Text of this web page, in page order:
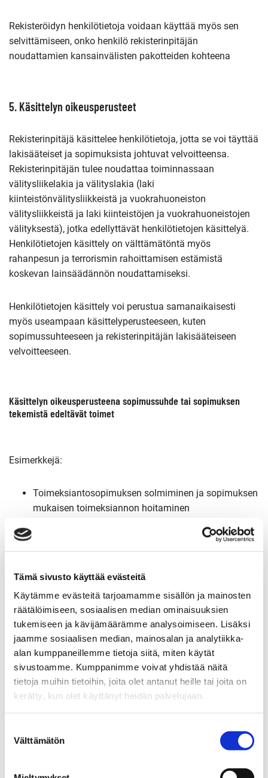
Tämä sivusto käyttää evästeitä
Käytämme evästeitä tarjoamamme sisällön ja mainosten
räätälöimiseen, sosiaalisen median ominaisuuksien
tukemiseen ja kävijämäärämme analysoimiseen. Lisäksi
jaamme sosiaalisen median, mainosalan ja analytiikka-
alan kumppaneillemme tietoja siitä, miten käytät
sivustoamme. Kumppanimme voivat yhdistää näitä
tietoja muihin tietoihin, joita olet antanut heille tai joita on
kerätty, kun olet käyttänyt heidän palvelujaan.
valinta
Välttämätön
Rekisteröidyn henkilötietoja voidaan käyttää myös sen
selvittämiseen, onko henkilö rekisterinpitäjän
noudattamien kansainvälisten pakotteiden kohteena
5. Käsittelyn oikeusperusteet
Rekisterinpitäjä käsittelee henkilötietoja, jotta se voi täyttää
lakisääteiset ja sopimuksista johtuvat velvoitteensa.
Rekisterinpitäjän tulee noudattaa toiminnassaan
välitysliikelakia ja välityslakia (laki
kiinteistönvälitysliikkeistä ja vuokrahuoneiston
välitysliikkeistä ja laki kiinteistöjen ja vuokrahuoneistojen
välityksestä), jotka edellyttävät henkilötietojen käsittelyä.
Henkilötietojen käsittely on välttämätöntä myös
rahanpesun ja terrorismin rahoittamisen estämistä
koskevan lainsäädännön noudattamiseksi.
Henkilötietojen käsittely voi perustua samanaikaisesti
myös useampaan käsittelyperusteeseen, kuten
sopimussuhteeseen ja rekisterinpitäjän lakisääteiseen
velvoitteeseen.
Käsittelyn oikeusperusteena sopimussuhde tai sopimuksen
tekemistä edeltävät toimet
Esimerkkejä:
Toimeksiantosopimuksen solmiminen ja sopimuksen
mukaisen toimeksiannon hoitaminen
Asuntokaupan toteuttamiseen tai vuokrasopimuksen
solmimiseen liittyvien toimenpiteiden suorittaminen
Käsittelyn oikeusperusteena rekisteröidyn suostumus
Esimerkkejä:
Suoramarkkinointi sähköisiä kanavia käyttäen
Evästeiden kautta kerättävät tiedot
Käsittelyn oikeusperusteena rekisterinpitäjän lakisääteinen